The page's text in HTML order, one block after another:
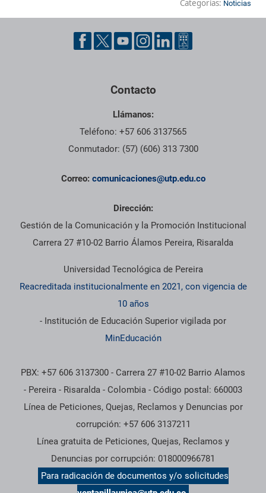
Categorías: Noticias
Contacto
Llámanos:
Teléfono: +57 606 3137565
Conmutador: (57) (606) 313 7300
Correo: comunicaciones@utp.edu.co
Dirección:
Gestión de la Comunicación y la Promoción Institucional
Carrera 27 #10-02 Barrio Álamos Pereira, Risaralda
Universidad Tecnológica de Pereira
Reacreditada institucionalmente en 2021, con vigencia de
10 años
- Institución de Educación Superior vigilada por
MinEducación
PBX: +57 606 3137300 - Carrera 27 #10-02 Barrio Alamos
- Pereira - Risaralda - Colombia - Código postal: 660003
Línea de Peticiones, Quejas, Reclamos y Denuncias por
corrupción: +57 606 3137211
Línea gratuita de Peticiones, Quejas, Reclamos y
Denuncias por corrupción: 018000966781
Para radicación de documentos y/o solicitudes